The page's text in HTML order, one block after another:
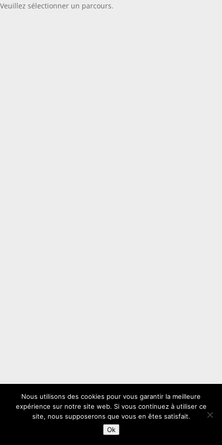
Veuillez sélectionner un parcours.
Nous utilisons des cookies pour vous garantir la meilleure
expérience sur notre site web. Si vous continuez à utiliser ce
site, nous supposerons que vous en êtes satisfait.
Ok